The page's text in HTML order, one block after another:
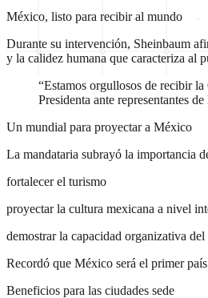
México, listo para recibir al mundo
Durante su intervención, Sheinbaum
y la calidez humana que caracteriza al
“Estamos orgullosos de recibir
Presidenta ante representantes de
Un mundial para proyectar a México
La mandataria subrayó la importancia
fortalecer el turismo
proyectar la cultura mexicana a nivel
demostrar la capacidad organizativa del
Recordó que México será el primer
Beneficios para las ciudades sede